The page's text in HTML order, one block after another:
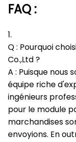
FAQ :
1.
Q : Pourquoi
Co.,Ltd ?
A : Puisque nous
équipe riche
ingénieurs
pour le module
marchandises
envoyions. En